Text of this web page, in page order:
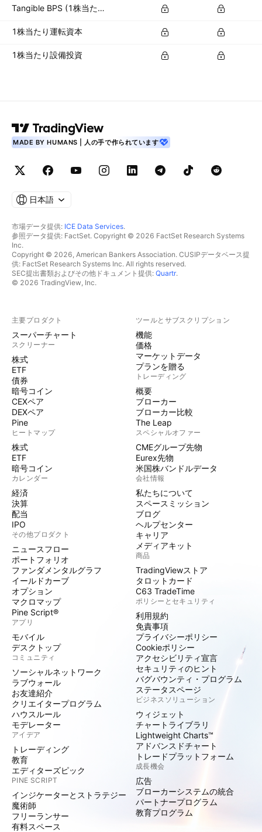
Tangible BPS (1株当たり有形資産)
1株当たり運転資本
1株当たり設備投資
MADE BY HUMANS | 人の手で作られています
日本語
市場データ提供: ICE Data Services.
参照データ提供: FactSet. Copyright © 2026 FactSet Research Systems
Inc.
Copyright © 2026, American Bankers Association. CUSIPデータベース提
供: FactSet Research Systems Inc. All rights reserved.
SEC提出書類およびその他ドキュメント提供: Quartr.
© 2026 TradingView, Inc.
主要プロダクト
スーパーチャート
スクリーナー
株式
ETF
債券
暗号コイン
CEXペア
DEXペア
Pine
ヒートマップ
株式
ETF
暗号コイン
カレンダー
経済
決算
配当
IPO
その他プロダクト
ニュースフロー
ポートフォリオ
ファンダメンタルグラフ
イールドカーブ
オプション
マクロマップ
Pine Script®
アプリ
モバイル
デスクトップ
コミュニティ
ソーシャルネットワーク
ラブウォール
お友達紹介
クリエイタープログラム
ハウスルール
モデレーター
アイデア
トレーディング
教育
エディターズピック
PINE SCRIPT
インジケーターとストラテジー
魔術師
フリーランサー
有料スペース
ツールとサブスクリプション
機能
価格
マーケットデータ
プランを贈る
トレーディング
概要
ブローカー
ブローカー比較
The Leap
スペシャルオファー
CMEグループ先物
Eurex先物
米国株バンドルデータ
会社情報
私たちについて
スペースミッション
ブログ
ヘルプセンター
キャリア
メディアキット
商品
TradingViewストア
タロットカード
C63 TradeTime
ポリシーとセキュリティ
利用規約
免責事項
プライバシーポリシー
Cookieポリシー
アクセシビリティ宣言
セキュリティのヒント
バグバウンティ・プログラム
ステータスページ
ビジネスソリューション
ウィジェット
チャートライブラリ
Lightweight Charts™
アドバンスドチャート
トレードプラットフォーム
成長機会
広告
ブローカーシステムの統合
パートナープログラム
教育プログラム